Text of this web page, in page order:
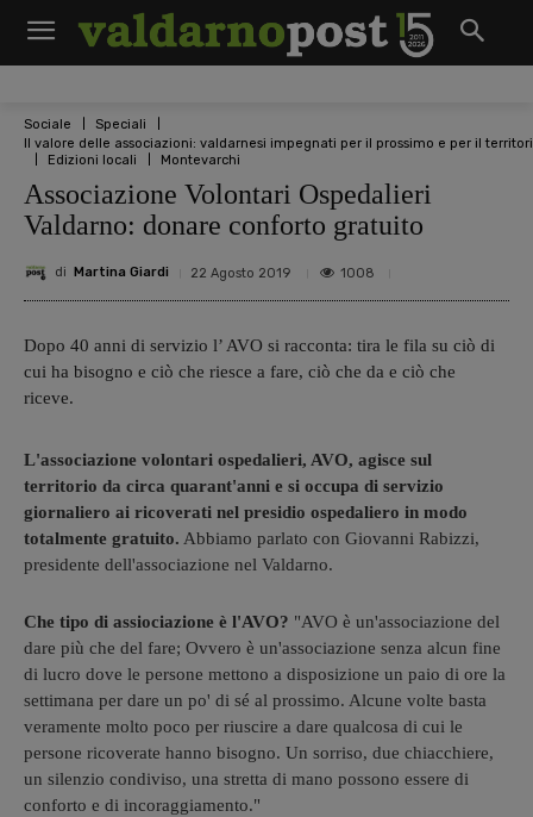
Sociale
Speciali
Il valore delle associazioni: valdarnesi impegnati per il prossimo e per il
Edizioni locali
Montevarchi
Associazione Volontari Ospedalieri
Valdarno: donare conforto gratuito
di Martina Giardi 22 Agosto 2019 1008
Dopo 40 anni di servizio l’ AVO si racconta: tira le fila su ciò di
cui ha bisogno e ciò che riesce a fare, ciò che da e ciò che
riceve.
L'associazione volontari ospedalieri, AVO, agisce sul
territorio da circa quarant'anni e si occupa di servizio
giornaliero ai ricoverati nel presidio ospedaliero in modo
totalmente gratuito. Abbiamo parlato con Giovanni Rabizzi,
presidente dell'associazione nel Valdarno.
Che tipo di assiociazione è l'AVO? "AVO è un'associazione del
dare più che del fare; Ovvero è un'associazione senza alcun fine
di lucro dove le persone mettono a disposizione un paio di ore la
settimana per dare un po' di sé al prossimo. Alcune volte basta
veramente molto poco per riuscire a dare qualcosa di cui le
persone ricoverate hanno bisogno. Un sorriso, due chiacchiere,
un silenzio condiviso, una stretta di mano possono essere di
conforto e di incoraggiamento."